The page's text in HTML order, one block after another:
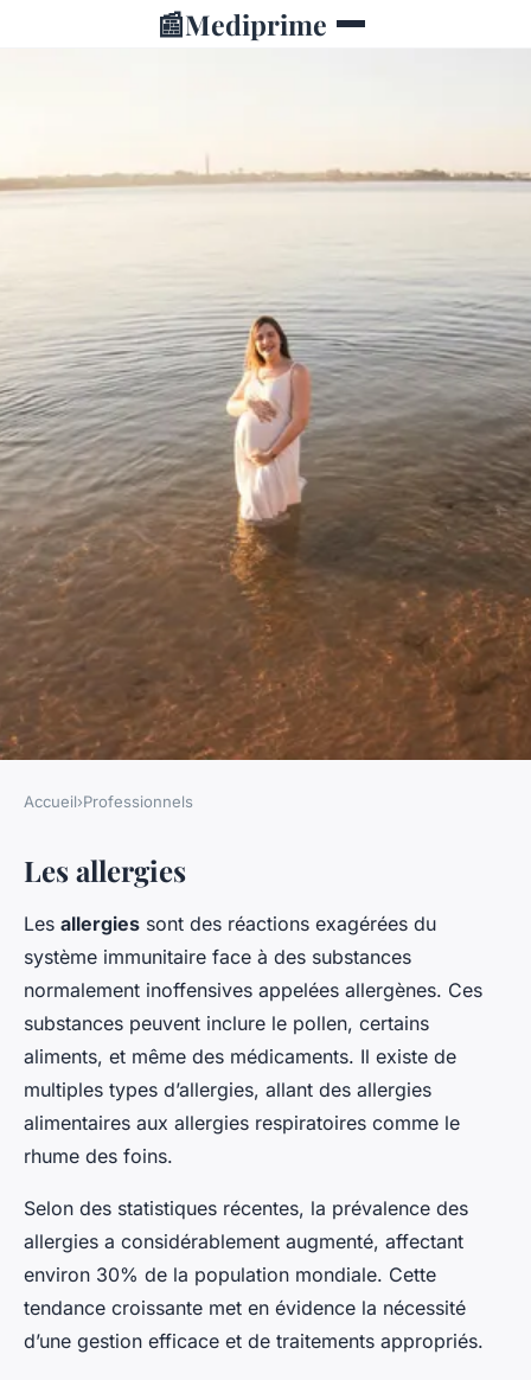
📰Mediprime
Les 5 maladies les plus
couramment traitées par un
immunologiste
4 min de lecture
Accueil›Professionnels
Les allergies
Les allergies sont des réactions exagérées du
système immunitaire face à des substances
normalement inoffensives appelées allergènes. Ces
substances peuvent inclure le pollen, certains
aliments, et même des médicaments. Il existe de
multiples types d’allergies, allant des allergies
alimentaires aux allergies respiratoires comme le
rhume des foins.
Selon des statistiques récentes, la prévalence des
allergies a considérablement augmenté, affectant
environ 30% de la population mondiale. Cette
tendance croissante met en évidence la nécessité
d’une gestion efficace et de traitements appropriés.